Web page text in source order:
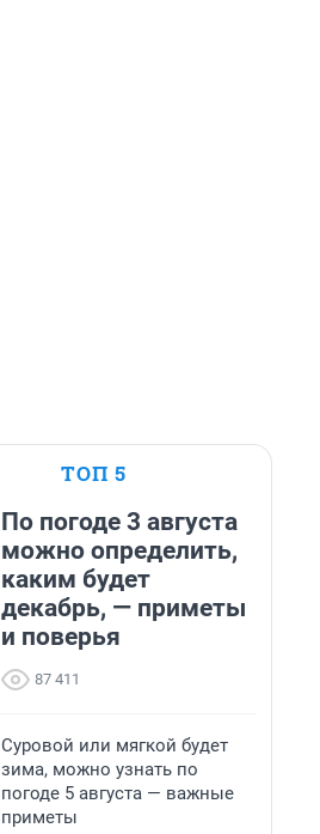
ТОП 5
По погоде 3 августа
можно определить,
каким будет
декабрь, — приметы
и поверья
87 411
Суровой или мягкой будет
зима, можно узнать по
погоде 5 августа — важные
приметы